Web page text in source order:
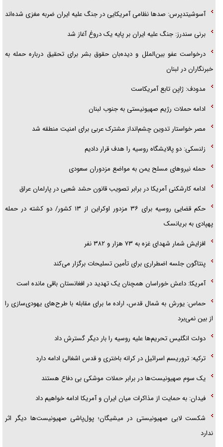
آسوشیتدپرس: صد‌ها نظامی آمریکایی در جنگ علیه ایران ضربه مغزی شده‌اند
برنی سندرز: جنگ علیه ایران بر پایه یک دروغ آغاز شد
درخواست عفو بین‌الملل و دیده‌بان حقوق بشر برای تحقیق درباره حمله به
خبرنگاران در لبنان
مدودف: ژاپن تابع آمریکاست
ادامه حملات رژیم صهیونیستی به جنوب لبنان
مصر خواستار تدوین چشم‌انداز مشترک عربی برای امنیت منطقه شد
زلنسکی: دو پالایشگاه روسیه را هدف قرار دادیم
حمله نیرو‌های مسلح یمن به مواضع مزدوران سعودی
ادامه کارشکنی آمریکا در برابر تصویب قانون حشد شعبی در پارلمان عراق
حکم قضایی روسیه برای ۳۶ مزدور اوکراین از ۱۳ کشور/ دو کشته در حمله
پهپادی به بریانسک
افزایش شمار شهدای غزه به ۷۳ هزار و ۳۸۲ نفر
پنتاگون جلسه اضطراری برای تأمین تسلیحات برگزار می‌کند
آمریکا: داعش خوراسان همچنان یک تهدید در افغانستان باقی مانده است
حماس: یورش به شمال قدس، اراده ما برای مقابله با طرح‌های یهودی‌سازی را
از بین نمی‌برد
دولت انگلیس تحریم‌ها علیه روسیه را بار دیگر گسترش داد
ترکیه: تروریسم اسرائیل در کرانه باختری و قدس اشغالی ادامه دارد
یک سوم صهیونیست‌ها در برابر حملات موشکی بی دفاع هستند
فیدان: به حمایت از مذاکرات میان ایران و آمریکا ادامه خواهیم داد
شکست لابی صهیونیستی در میشیگان؛ پول‌پاشی صهیونیست‌ها دیگر اثر
ندارد